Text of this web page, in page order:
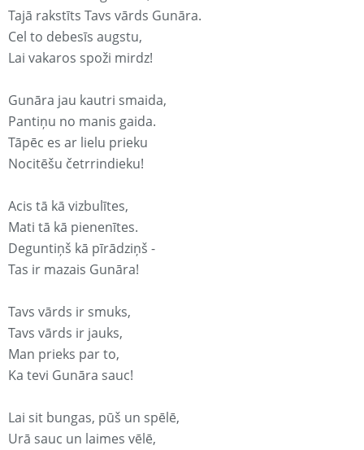
Tajā rakstīts Tavs vārds Gunāra.
Cel to debesīs augstu,
Lai vakaros spoži mirdz!
Gunāra jau kautri smaida,
Pantiņu no manis gaida.
Tāpēc es ar lielu prieku
Nocitēšu četrrindieku!
Acis tā kā vizbulītes,
Mati tā kā pienenītes.
Deguntiņš kā pīrādziņš -
Tas ir mazais Gunāra!
Tavs vārds ir smuks,
Tavs vārds ir jauks,
Man prieks par to,
Ka tevi Gunāra sauc!
Lai sit bungas, pūš un spēlē,
Urā sauc un laimes vēlē,